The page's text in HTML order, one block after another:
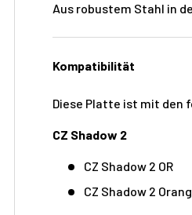
Aus robustem Stahl in
Kompatibilität
Diese Platte ist mit den
CZ Shadow 2
CZ Shadow 2 OR
CZ Shadow 2